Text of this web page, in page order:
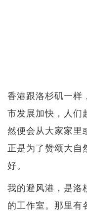
香港跟洛杉矶一样
市发展加快，人们
然便会从大家家里
正是为了赞颂大自
好。
我的避风港，是洛
的工作室。那里有